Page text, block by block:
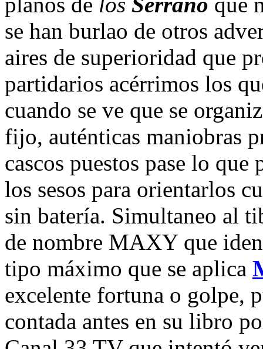
se han burlao de otros
aires de superioridad que
partidarios acérrimos los
cuando se ve que se
fijo, auténticas maniobras
cascos puestos pase lo que
los sesos para orientarlos
sin batería. Simultaneo al
de nombre MAXY que
tipo máximo que se aplica
excelente fortuna o golpe,
contada antes en su libro